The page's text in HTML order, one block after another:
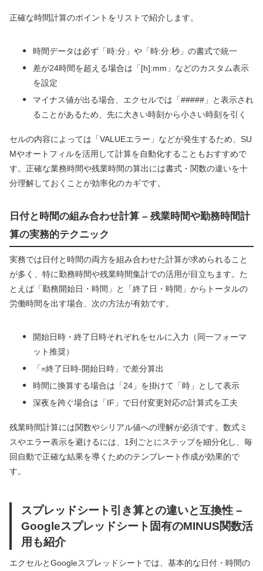
正確な時間計算のポイントをリストで紹介します。
時間データは必ず「時:分」や「時:分:秒」の書式で統一
差が24時間を超える場合は「[h]:mm」などのカスタム表示
を設定
マイナス値が出る場合、エクセルでは「#####」と表示され
ることがあるため、先に大きい時刻から小さい時刻を引く
セルの内容によっては「VALUEエラー」などが発生するため、SU
Mやオートフィルを活用して計算を自動化することもおすすめで
す。正確な業務時間や残業時間の算出には書式・関数の違いを十
分理解しておくことが効率化のカギです。
日付と時間の組み合わせ計算 – 残業時間や勤務時間計
算の実務的テクニック
実務では日付と時間の両方を組み合わせた計算が求められること
が多く、特に勤務時間や残業時間集計での活用が目立ちます。た
とえば「勤務開始日・時間」と「終了日・時間」からトータルの
労働時間を出す場合、次の方法が有効です。
開始日時・終了日時それぞれをセルに入力（同一フォーマ
ット推奨）
「=終了日時-開始日時」で差分算出
時間に換算する場合は「24」を掛けて「時」として表示
深夜を跨ぐ場合は「IF」で日付変更対応の計算式を工夫
残業時間計算には関数やシリアル値への理解が必須です。数式ミ
スやエラー表示を避けるには、1列ごとにステップを細分化し、毎
回自動で正確な結果を導くためのテンプレート作成が効果的で
す。
スプレッドシート引き算との違いと互換性 –
Googleスプレッドシート固有のMINUS関数活
用も紹介
エクセルとGoogleスプレッドシートでは、基本的な日付・時間の